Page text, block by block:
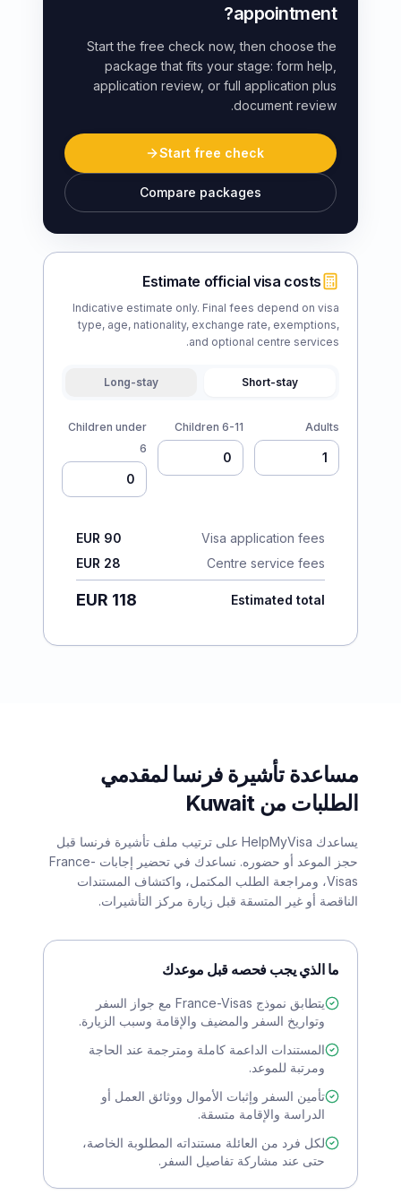
appointment?
Start the free check now, then choose the
package that fits your stage: form help,
application review, or full application plus
document review.
Start free check
Compare packages
Estimate official visa costs
Indicative estimate only. Final fees depend on visa
type, age, nationality, exchange rate, exemptions,
and optional centre services.
Short-stay
Long-stay
Adults
Children 6-11
Children under
6
Visa application fees
EUR 90
Centre service fees
EUR 28
Estimated total
EUR 118
مساعدة تأشيرة فرنسا لمقدمي
الطلبات من Kuwait
يساعدك HelpMyVisa على ترتيب ملف تأشيرة فرنسا قبل
حجز الموعد أو حضوره. نساعدك في تحضير إجابات France-
Visas، ومراجعة الطلب المكتمل، واكتشاف المستندات
الناقصة أو غير المتسقة قبل زيارة مركز التأشيرات.
ما الذي يجب فحصه قبل موعدك
يتطابق نموذج France-Visas مع جواز السفر
وتواريخ السفر والمضيف والإقامة وسبب الزيارة.
المستندات الداعمة كاملة ومترجمة عند الحاجة
ومرتبة للموعد.
تأمين السفر وإثبات الأموال ووثائق العمل أو
الدراسة والإقامة متسقة.
لكل فرد من العائلة مستنداته المطلوبة الخاصة،
حتى عند مشاركة تفاصيل السفر.